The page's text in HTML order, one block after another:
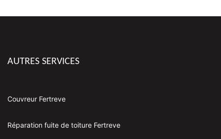
AUTRES SERVICES
Couvreur Fertreve
Réparation fuite de toiture Fertreve